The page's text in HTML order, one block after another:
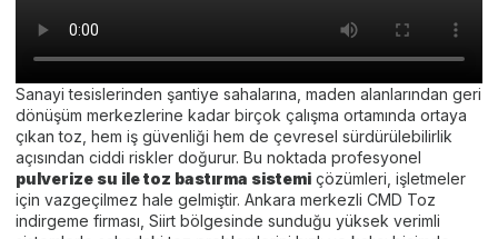
Sanayi tesislerinden şantiye sahalarına, maden alanlarından geri
dönüşüm merkezlerine kadar birçok çalışma ortamında ortaya
çıkan toz, hem iş güvenliği hem de çevresel sürdürülebilirlik
açısından ciddi riskler doğurur. Bu noktada profesyonel
pulverize su ile toz bastırma sistemi çözümleri, işletmeler
için vazgeçilmez hale gelmiştir. Ankara merkezli CMD Toz
indirgeme firması, Siirt bölgesinde sunduğu yüksek verimli